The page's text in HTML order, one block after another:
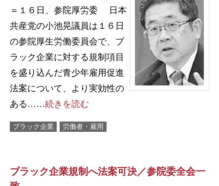
＝１６日、参院厚労委 日本
共産党の小池晃議員は１６日
の参院厚生労働委員会で、ブ
ラック企業に対する規制項目
を盛り込んだ青少年雇用促進
法案について、より実効性の
ある……続きを読む
ブラック企業 労働者・雇用
ブラック企業規制へ法案可決／参院委全会一